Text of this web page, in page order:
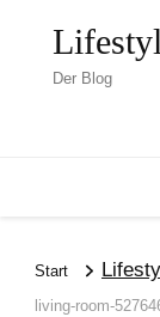
Der Blog
Start
living-room-